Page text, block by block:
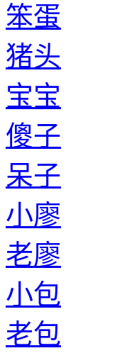
笨蛋
猪头
宝宝
傻子
呆子
小廖
老廖
小包
老包